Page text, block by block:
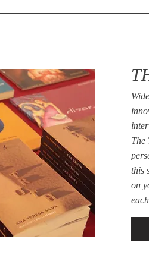
The
this
on